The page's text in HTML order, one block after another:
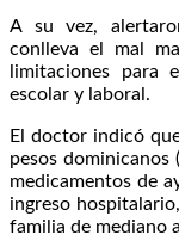
A su vez,
conlleva el mal
limitaciones para
escolar y laboral.
El doctor indicó
pesos dominicanos
medicamentos de
ingreso
familia de mediano